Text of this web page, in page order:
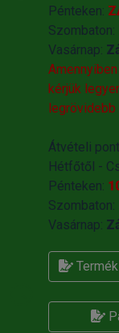
Pénteken:
Szombaton:
Vasárnap:
kérjük
legrövidebb
Átvételi
Hétfőtől -
Pénteken:
Szombaton:
Vasárnap: